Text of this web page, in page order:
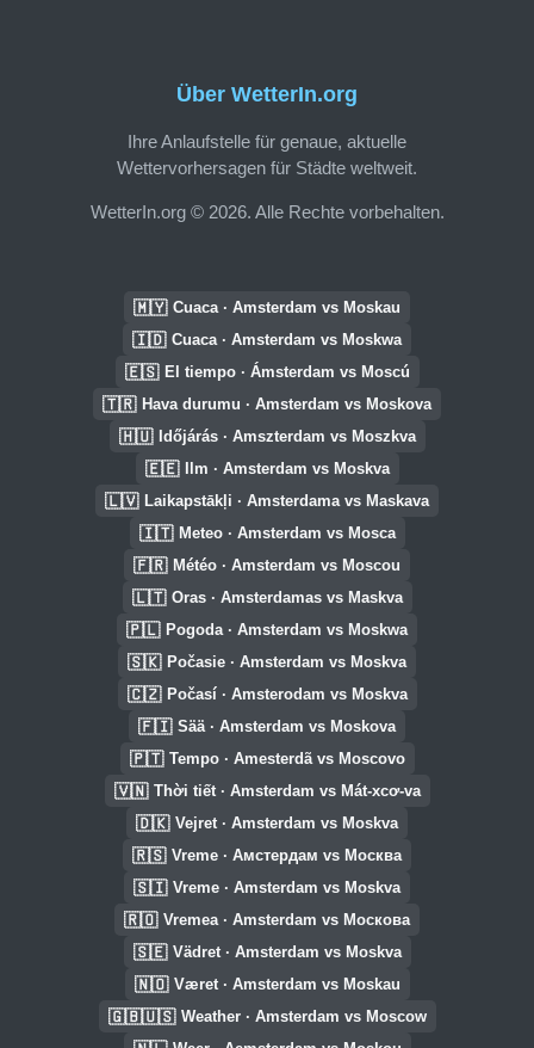
Über WetterIn.org
Ihre Anlaufstelle für genaue, aktuelle
Wettervorhersagen für Städte weltweit.
WetterIn.org © 2026. Alle Rechte vorbehalten.
🇲🇾 Cuaca · Amsterdam vs Moskau
🇮🇩 Cuaca · Amsterdam vs Moskwa
🇪🇸 El tiempo · Ámsterdam vs Moscú
🇹🇷 Hava durumu · Amsterdam vs Moskova
🇭🇺 Időjárás · Amszterdam vs Moszkva
🇪🇪 Ilm · Amsterdam vs Moskva
🇱🇻 Laikapstākļi · Amsterdama vs Maskava
🇮🇹 Meteo · Amsterdam vs Mosca
🇫🇷 Météo · Amsterdam vs Moscou
🇱🇹 Oras · Amsterdamas vs Maskva
🇵🇱 Pogoda · Amsterdam vs Moskwa
🇸🇰 Počasie · Amsterdam vs Moskva
🇨🇿 Počasí · Amsterodam vs Moskva
🇫🇮 Sää · Amsterdam vs Moskova
🇵🇹 Tempo · Amesterdã vs Moscovo
🇻🇳 Thời tiết · Amsterdam vs Mát-xcơ-va
🇩🇰 Vejret · Amsterdam vs Moskva
🇷🇸 Vreme · Амстердам vs Москва
🇸🇮 Vreme · Amsterdam vs Moskva
🇷🇴 Vremea · Amsterdam vs Москова
🇸🇪 Vädret · Amsterdam vs Moskva
🇳🇴 Været · Amsterdam vs Moskau
🇬🇧🇺🇸 Weather · Amsterdam vs Moscow